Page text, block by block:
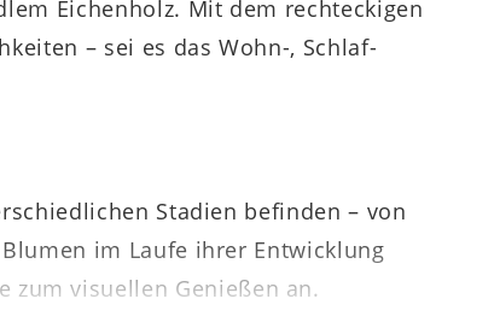
Eichenholz. Mit dem rechteckigen
– sei es das Wohn-, Schlaf-
Stadien befinden – von
im Laufe ihrer Entwicklung
zum visuellen Genießen an.